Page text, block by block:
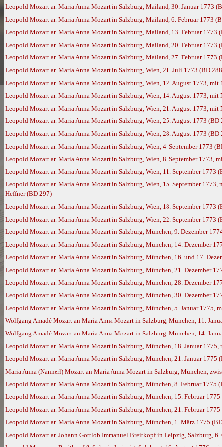
Leopold Mozart an Maria Anna Mozart in Salzburg, Mailand, 30. Januar 1773
Leopold Mozart an Maria Anna Mozart in Salzburg, Mailand, 6. Februar 1773
Leopold Mozart an Maria Anna Mozart in Salzburg, Mailand, 13. Februar 1773
Leopold Mozart an Maria Anna Mozart in Salzburg, Mailand, 20. Februar 1773
Leopold Mozart an Maria Anna Mozart in Salzburg, Mailand, 27. Februar 1773
Leopold Mozart an Maria Anna Mozart in Salzburg, Wien, 21. Juli 1773 (BD
Leopold Mozart an Maria Anna Mozart in Salzburg, Wien, 12. August 1773,
Leopold Mozart an Maria Anna Mozart in Salzburg, Wien, 14. August 1773,
Leopold Mozart an Maria Anna Mozart in Salzburg, Wien, 21. August 1773,
Leopold Mozart an Maria Anna Mozart in Salzburg, Wien, 25. August 1773 (BD
Leopold Mozart an Maria Anna Mozart in Salzburg, Wien, 28. August 1773 (BD
Leopold Mozart an Maria Anna Mozart in Salzburg, Wien, 4. September 1773
Leopold Mozart an Maria Anna Mozart in Salzburg, Wien, 8. September 1773,
Leopold Mozart an Maria Anna Mozart in Salzburg, Wien, 11. September 1773
Leopold Mozart an Maria Anna Mozart in Salzburg, Wien, 15. September
Heffner (BD 297)
Leopold Mozart an Maria Anna Mozart in Salzburg, Wien, 18. September 1773
Leopold Mozart an Maria Anna Mozart in Salzburg, Wien, 22. September 1773
Leopold Mozart an Maria Anna Mozart in Salzburg, München, 9. Dezember
Leopold Mozart an Maria Anna Mozart in Salzburg, München, 14. Dezember
Leopold Mozart an Maria Anna Mozart in Salzburg, München, 16. und 17.
Leopold Mozart an Maria Anna Mozart in Salzburg, München, 21. Dezember
Leopold Mozart an Maria Anna Mozart in Salzburg, München, 28. Dezember
Leopold Mozart an Maria Anna Mozart in Salzburg, München, 30. Dezember
Leopold Mozart an Maria Anna Mozart in Salzburg, München, 5. Januar 1775,
Wolfgang Amadé Mozart an Maria Anna Mozart in Salzburg, München, 11.
Wolfgang Amadé Mozart an Maria Anna Mozart in Salzburg, München, 14.
Leopold Mozart an Maria Anna Mozart in Salzburg, München, 18. Januar
Leopold Mozart an Maria Anna Mozart in Salzburg, München, 21. Januar 1775
Maria Anna (Nannerl) Mozart an Maria Anna Mozart in Salzburg, München,
Leopold Mozart an Maria Anna Mozart in Salzburg, München, 8. Februar 1775
Leopold Mozart an Maria Anna Mozart in Salzburg, München, 15. Februar 1775
Leopold Mozart an Maria Anna Mozart in Salzburg, München, 21. Februar 1775
Leopold Mozart an Maria Anna Mozart in Salzburg, München, 1. März 1775
Leopold Mozart an Johann Gottlob Immanuel Breitkopf in Leipzig, Salzburg,